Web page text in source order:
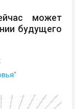
может
будущего